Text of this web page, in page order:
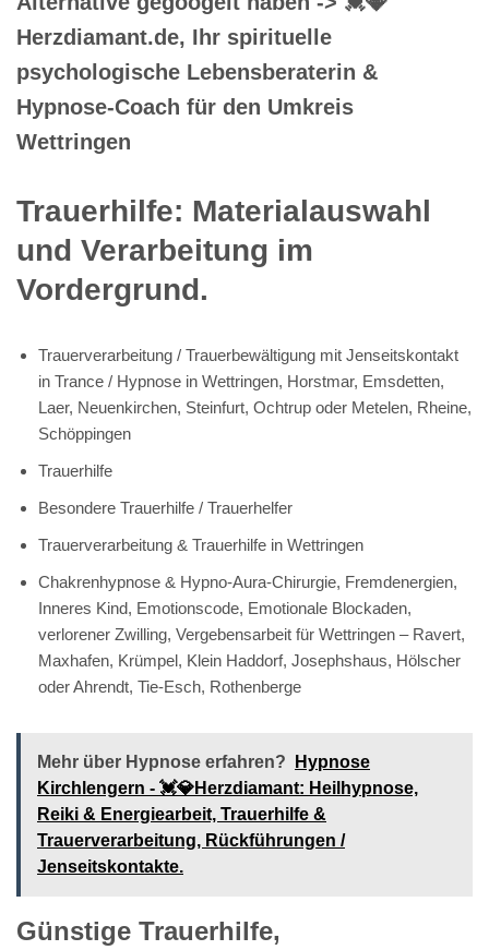
Herzdiamant.de, Ihr spirituelle
psychologische Lebensberaterin &
Hypnose-Coach für den Umkreis
Wettringen
Trauerhilfe: Materialauswahl
und Verarbeitung im
Vordergrund.
Trauerverarbeitung / Trauerbewältigung mit Jenseitskontakt
in Trance / Hypnose in Wettringen, Horstmar, Emsdetten,
Laer, Neuenkirchen, Steinfurt, Ochtrup oder Metelen, Rheine,
Schöppingen
Trauerhilfe
Besondere Trauerhilfe / Trauerhelfer
Trauerverarbeitung & Trauerhilfe in Wettringen
Chakrenhypnose & Hypno-Aura-Chirurgie, Fremdenergien,
Inneres Kind, Emotionscode, Emotionale Blockaden,
verlorener Zwilling, Vergebensarbeit für Wettringen – Ravert,
Maxhafen, Krümpel, Klein Haddorf, Josephshaus, Hölscher
oder Ahrendt, Tie-Esch, Rothenberge
Mehr über Hypnose erfahren?
Hypnose
Kirchlengern - 💓️💎Herzdiamant: Heilhypnose,
Reiki & Energiearbeit, Trauerhilfe &
Trauerverarbeitung, Rückführungen /
Jenseitskontakte.
Günstige Trauerhilfe,